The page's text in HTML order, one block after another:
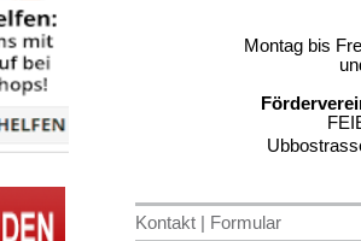
Montag bis
Kontakt | Formular